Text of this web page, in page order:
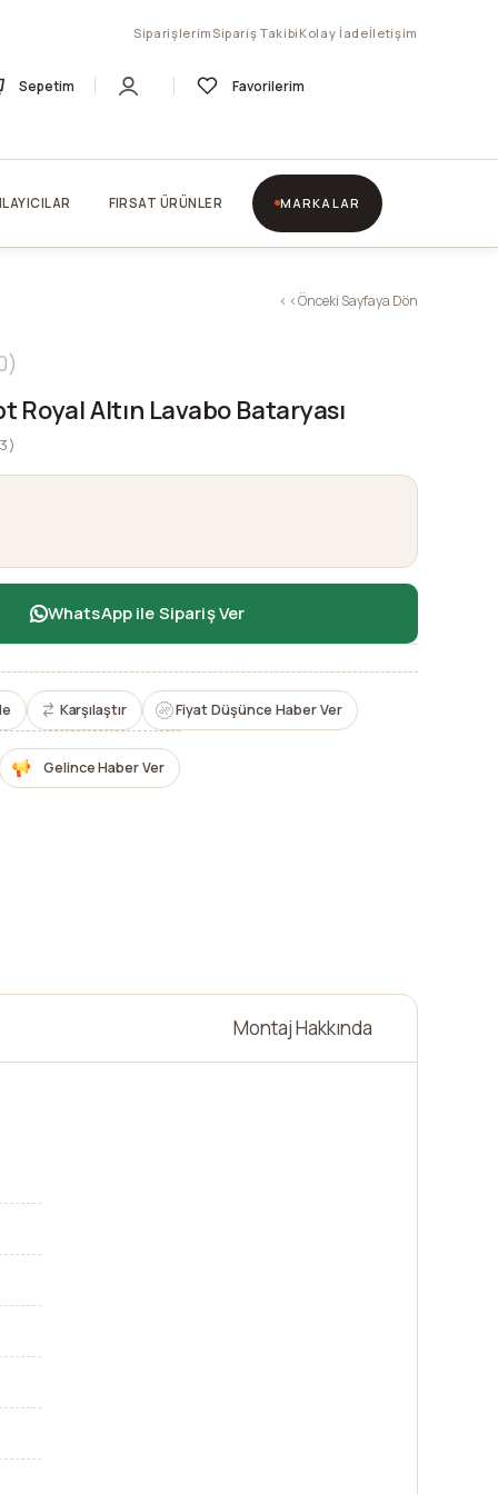
Siparişlerim Sipariş Takibi Kolay İadeİletişim
Sepetim Favorilerim
FIRSAT ÜRÜNLER MARKALAR
< < Önceki Sayfaya Dön
Royal Altın Lavabo Bataryası
WhatsApp ile Sipariş Ver
Karşılaştır Fiyat Düşünce Haber Ver
Gelince Haber Ver
Montaj Hakkında